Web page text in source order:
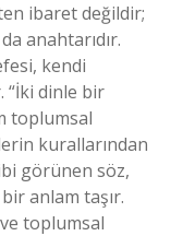
ibaret değildir;
anahtarıdır.
kendi
“İki dinle bir
toplumsal
kurallarından
görünen söz,
anlam taşır.
toplumsal